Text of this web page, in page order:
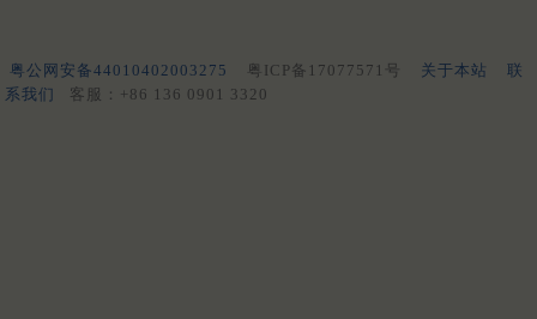
粤公网安备44010402003275 粤ICP备17077571号 关于本站
联
系我们
客服：+86 136 0901 3320